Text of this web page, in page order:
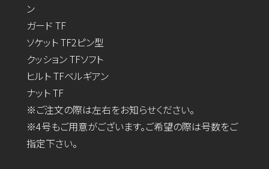
ン
ガード TF
ソケット TF2ピン型
クッション TFソフト
ヒルト TFベルギアン
ナット TF
※ご注文の際は左右をお知らせください。
※4号もご用意がございます。ご希望の際は号数をご
指定下さい。